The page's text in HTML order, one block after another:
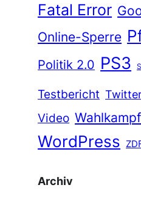
Fatal Error
Online-Sperre
Politik 2.0 PS3
Testbericht
Video Wahlkampf
WordPress
Archiv